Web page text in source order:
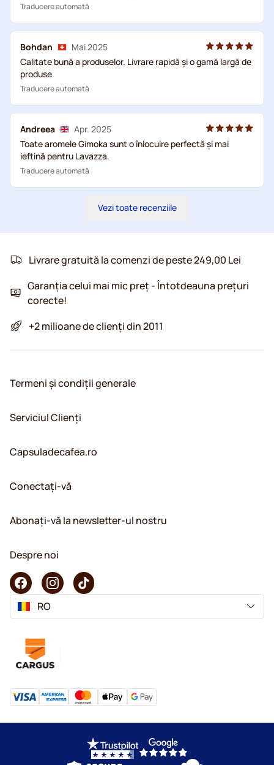
Traducere automată
Bohdan
Mai 2025
Calitate bună a produselor. Livrare rapidă și o gamă largă de
produse
Traducere automată
Andreea
Apr. 2025
Toate aromele Gimoka sunt o înlocuire perfectă și mai
ieftină pentru Lavazza.
Traducere automată
Vezi toate recenziile
Livrare gratuită la comenzi de peste 249,00 Lei
Garanția celui mai mic preț - Întotdeauna prețuri
corecte!
+2 milioane de clienți din 2011
Termeni și condiții generale
Serviciul Clienți
Capsuladecafea.ro
Conectați-vă
Abonați-vă la newsletter-ul nostru
Despre noi
RO